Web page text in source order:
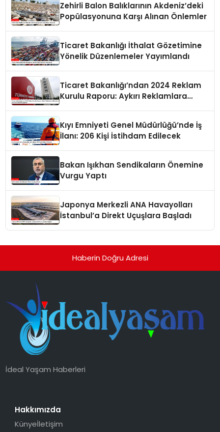
Zehirli Balon Balıklarının Akdeniz’deki
Popülasyonuna Karşı Alınan Önlemler
Ticaret Bakanlığı İthalat Gözetimine
Yönelik Düzenlemeler Yayımlandı
Ticaret Bakanlığı’ndan 2024 Reklam
Kurulu Raporu: Aykırı Reklamlara
Kıyı Emniyeti Genel Müdürlüğü’nde İş
İlanı: 206 Kişi İstihdam Edilecek
Bakan Işıkhan Sendikaların Önemine
Vurgu Yaptı
Japonya Merkezli ANA Havayolları
İstanbul’a Direkt Uçuşlara Başladı
Haberin Doğru Adresi
İdeal Yaşam Haberleri
Hakkımızda
Künyeİletişim